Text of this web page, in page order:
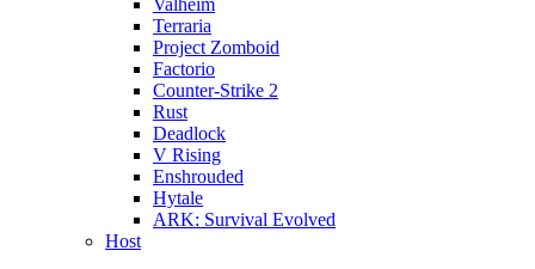
Valheim
Terraria
Project Zomboid
Factorio
Counter-Strike 2
Rust
Deadlock
V Rising
Enshrouded
Hytale
ARK: Survival Evolved
Host